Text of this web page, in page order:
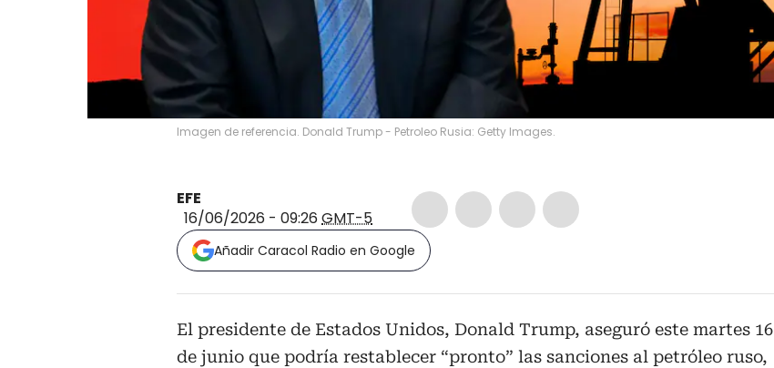
Imagen de referencia. Donald Trump - Petroleo Rusia: Getty Images.
EFE
16/06/2026 - 09:26 GMT-5
Añadir Caracol Radio en Google
El presidente de Estados Unidos, Donald Trump, aseguró este martes 16
de junio que podría restablecer “pronto” las sanciones al petróleo ruso,